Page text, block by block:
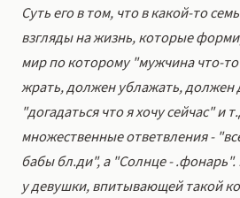
Суть его в том, что в какой-то
взгляды на жизнь, которые
мир по которому "мужчина что-
жрать, должен ублажать, должен
"догадаться что я хочу сейчас" и
множественные ответвления -
бабы бл.ди", а "Солнце -
у девушки, впитывающей такой